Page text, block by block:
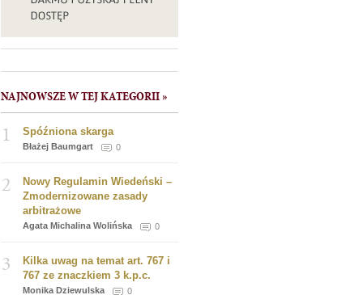
NAJNOWSZE W TEJ KATEGORII »
1 Spóźniona skarga
Błażej Baumgart 0
2
Nowy Regulamin Wiedeński –
Zmodernizowane zasady
arbitrażowe
Agata Michalina Wolińska 0
3
Kilka uwag na temat art. 767 i
767 ze znaczkiem 3 k.p.c.
Monika Dziewulska 0